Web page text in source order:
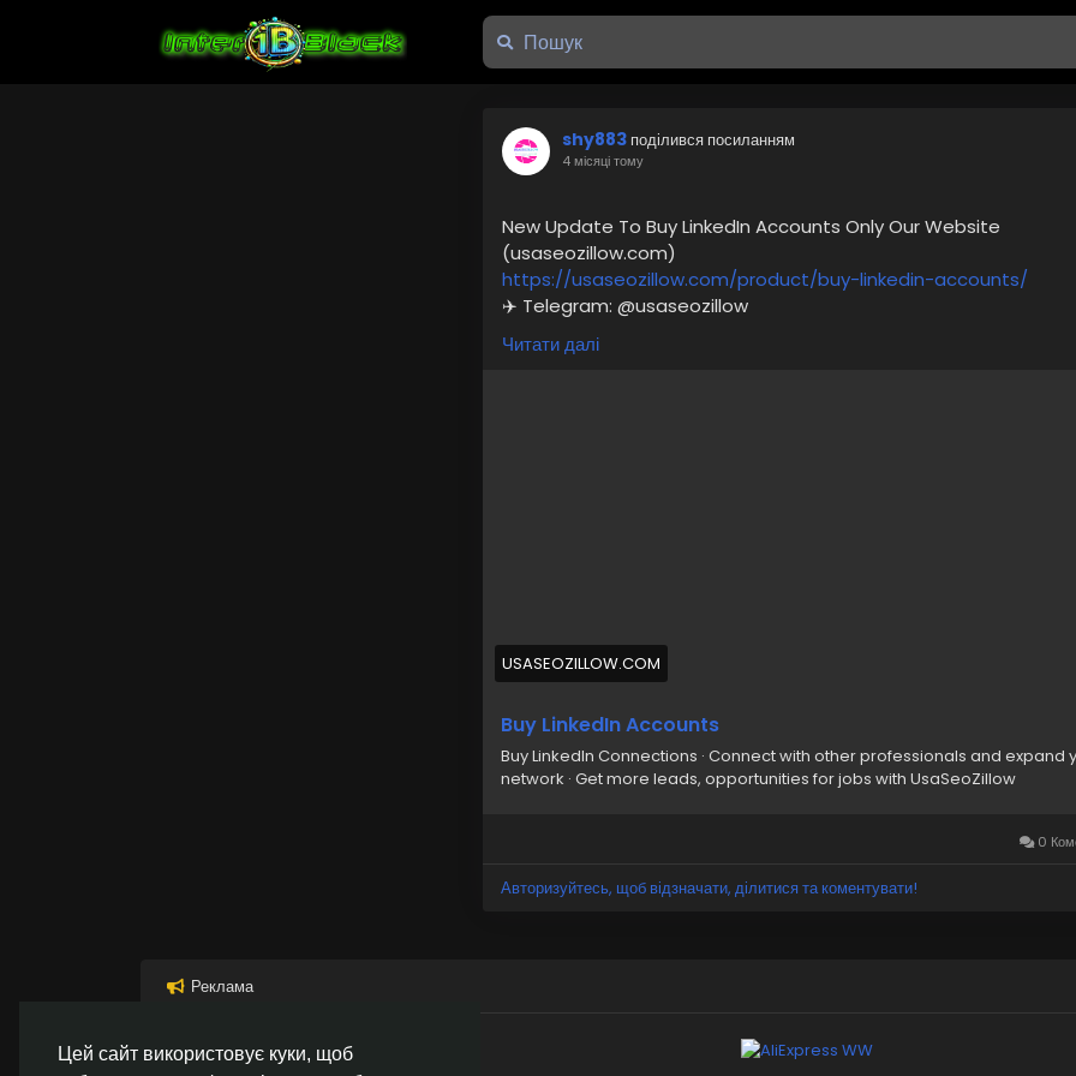
Цей сайт використовує куки, щоб
shy883 поділився посиланням
4 місяці тому
New Update To Buy LinkedIn Accounts Only Our Website
(usaseozillow.com)
https://usaseozillow.com/product/buy-linkedin-accounts/
✈️ Telegram: @usaseozillow
📞 WhatsApp: +1 (920)517-8058
📧 Email: usaseozillow@gmail.com
Читати далі
USASEOZILLOW.COM
Buy LinkedIn Accounts
Buy LinkedIn Connections · Connect with other professionals and expand
network · Get more leads, opportunities for jobs with UsaSeoZillow
0
Авторизуйтесь, щоб відзначати, ділитися та коментувати!
Реклама